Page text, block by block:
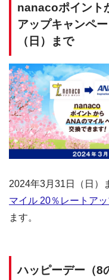
nanacoポイント
アップキャンペ
（日）まで
2024年3月31日（日）
マイル 20％レートア
ます。
ハッピーデー（8